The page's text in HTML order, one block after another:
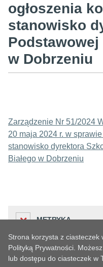
ogłoszenia
stanowisko
Podstawowej
w Dobrzeniu
Zarządzenie Nr 51/2024
20 maja 2024 r. w
stanowisko dyrektora
Białego w Dobrzeniu
METRYKA
Liczba odwiedzin
Strona korzysta z ciasteczek
Polityką Prywatności.
lub dostępu do ciasteczek w